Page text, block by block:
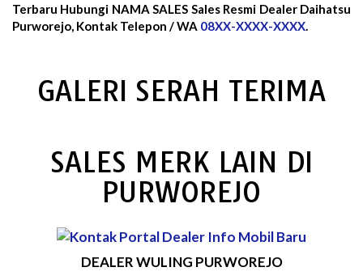
Terbaru Hubungi NAMA SALES Sales Resmi Dealer Daihatsu
Purworejo, Kontak Telepon / WA 08XX-XXXX-XXXX.
GALERI SERAH TERIMA
SALES MERK LAIN DI
PURWOREJO
DEALER WULING PURWOREJO